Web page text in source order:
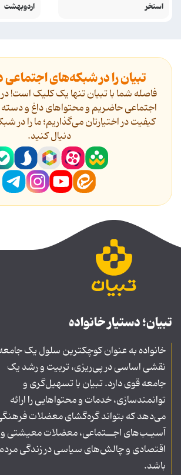
استخر اردوبهشت
تبیان را در شبکه‌های اجتماعی
فاصله شما با تبیان تنها یک کلیک است!
اجتماعی حاضریم و محتواهای داغ و دسته
کیفیت در اختیارتان می‌گذاریم؛ ما را در
دنیال کنید.
تبیان؛ دستیار خانواده
خانواده به عنوان کوچکترین سلول یک
نقشی اساسی در پی‌ریزی، تربیت و رشد یک
جامعه قوی دارد. تبیان با تسهیل‌گری و
توانمندسازی، خدمات و محتواهایی را ارائه
می‌دهد که بتواند گره‌گشای معضلات
آسیـب‌های اجــتماعی، معضلات معیشتی و
اقتصادی و چالش‌های سیاسی در زندگی
باشد.